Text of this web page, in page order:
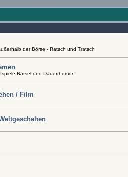
der Börse - Ratsch und Tratsch
und Dauerthemen
/ Film